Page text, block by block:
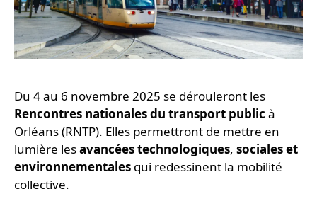
Du 4 au 6 novembre 2025 se dérouleront les
Rencontres nationales du transport public à
Orléans (RNTP). Elles permettront de mettre en
lumière lesavancées technologiques, sociales et
environnementales qui redessinent la mobilité
collective.